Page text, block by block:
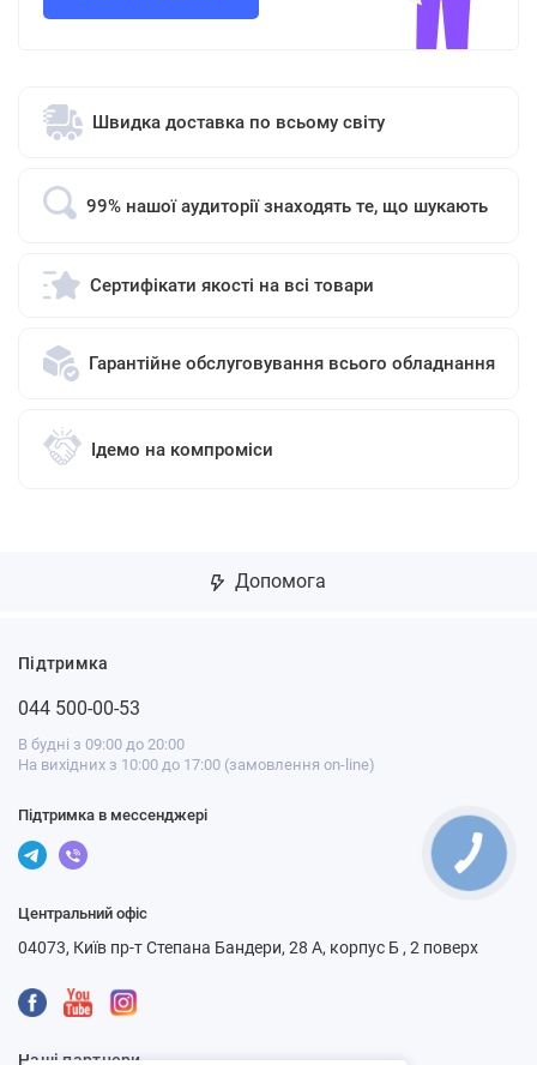
Швидка доставка по всьому світу
99% нашої аудиторії знаходять те, що шукають
Сертифікати якості на всі товари
Гарантійне обслуговування всього обладнання
Ідемо на компроміси
Допомога
Підтримка
044 500-00-53
В будні з 09:00 до 20:00
На вихідних з 10:00 до 17:00 (замовлення on-line)
Підтримка в мессенджері
Центральний офіс
04073, Київ пр-т Степана Бандери, 28 А, корпус Б , 2 поверх
Наші партнери